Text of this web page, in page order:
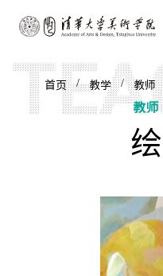
首页/教学/教师
教师